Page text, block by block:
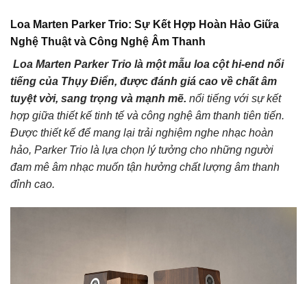
Loa Marten Parker Trio: Sự Kết Hợp Hoàn Hảo Giữa
Nghệ Thuật và Công Nghệ Âm Thanh
Loa Marten Parker Trio là một mẫu loa cột hi-end nổi
tiếng của Thụy Điển, được đánh giá cao về chất âm
tuyệt vời, sang trọng và mạnh mẽ. nổi tiếng với sự kết
hợp giữa thiết kế tinh tế và công nghệ âm thanh tiên tiến.
Được thiết kế để mang lại trải nghiệm nghe nhạc hoàn
hảo, Parker Trio là lựa chọn lý tưởng cho những người
đam mê âm nhạc muốn tận hưởng chất lượng âm thanh
đỉnh cao.